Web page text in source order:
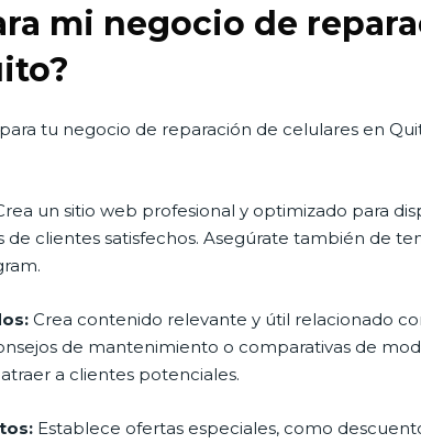
mi negocio de
tu negocio de reparación de celulares en
un sitio web profesional y optimizado para
clientes satisfechos. Asegúrate también de
Crea contenido relevante y útil relacionado
de mantenimiento o comparativas de
a clientes potenciales.
Establece ofertas especiales, como